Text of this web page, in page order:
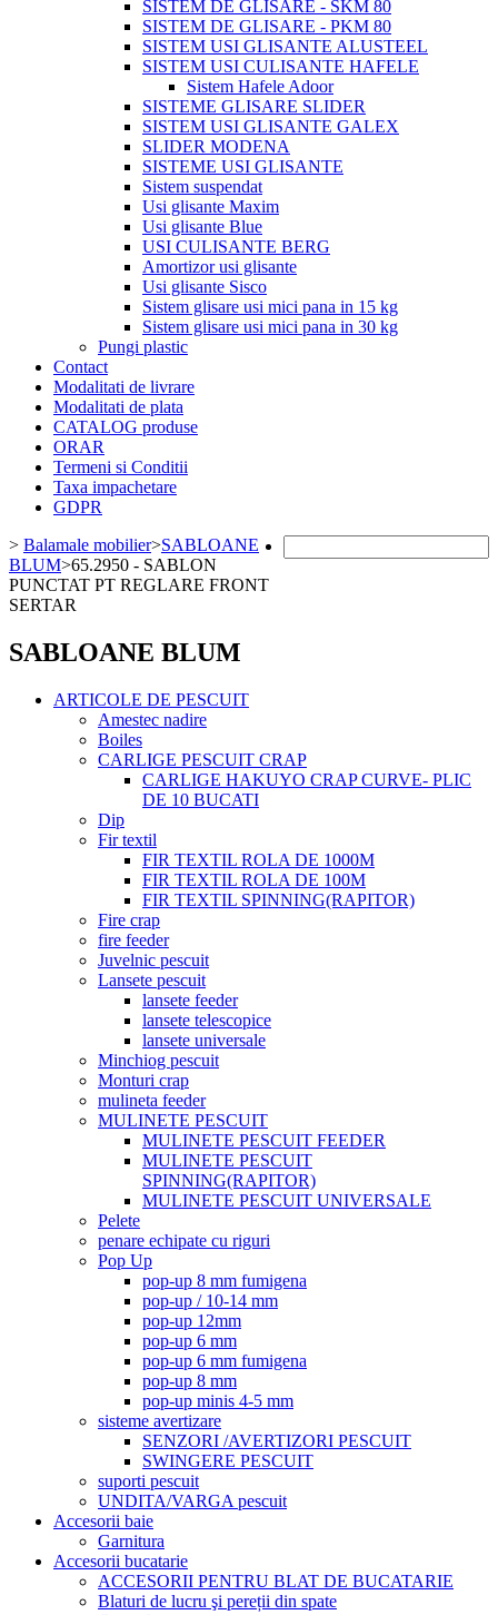
SISTEM DE GLISARE - SKM 80
SISTEM DE GLISARE - PKM 80
SISTEM USI GLISANTE ALUSTEEL
SISTEM USI CULISANTE HAFELE
Sistem Hafele Adoor
SISTEME GLISARE SLIDER
SISTEM USI GLISANTE GALEX
SLIDER MODENA
SISTEME USI GLISANTE
Sistem suspendat
Usi glisante Maxim
Usi glisante Blue
USI CULISANTE BERG
Amortizor usi glisante
Usi glisante Sisco
Sistem glisare usi mici pana in 15 kg
Sistem glisare usi mici pana in 30 kg
Pungi plastic
Contact
Modalitati de livrare
Modalitati de plata
CATALOG produse
ORAR
Termeni si Conditii
Taxa impachetare
GDPR
> Balamale mobilier>SABLOANE
BLUM>65.2950 - SABLON
PUNCTAT PT REGLARE FRONT
SERTAR
SABLOANE BLUM
ARTICOLE DE PESCUIT
Amestec nadire
Boiles
CARLIGE PESCUIT CRAP
CARLIGE HAKUYO CRAP CURVE- PLIC
DE 10 BUCATI
Dip
Fir textil
FIR TEXTIL ROLA DE 1000M
FIR TEXTIL ROLA DE 100M
FIR TEXTIL SPINNING(RAPITOR)
Fire crap
fire feeder
Juvelnic pescuit
Lansete pescuit
lansete feeder
lansete telescopice
lansete universale
Minchiog pescuit
Monturi crap
mulineta feeder
MULINETE PESCUIT
MULINETE PESCUIT FEEDER
MULINETE PESCUIT
SPINNING(RAPITOR)
MULINETE PESCUIT UNIVERSALE
Pelete
penare echipate cu riguri
Pop Up
pop-up 8 mm fumigena
pop-up / 10-14 mm
pop-up 12mm
pop-up 6 mm
pop-up 6 mm fumigena
pop-up 8 mm
pop-up minis 4-5 mm
sisteme avertizare
SENZORI /AVERTIZORI PESCUIT
SWINGERE PESCUIT
suporti pescuit
UNDITA/VARGA pescuit
Accesorii baie
Garnitura
Accesorii bucatarie
ACCESORII PENTRU BLAT DE BUCATARIE
Blaturi de lucru şi pereții din spate